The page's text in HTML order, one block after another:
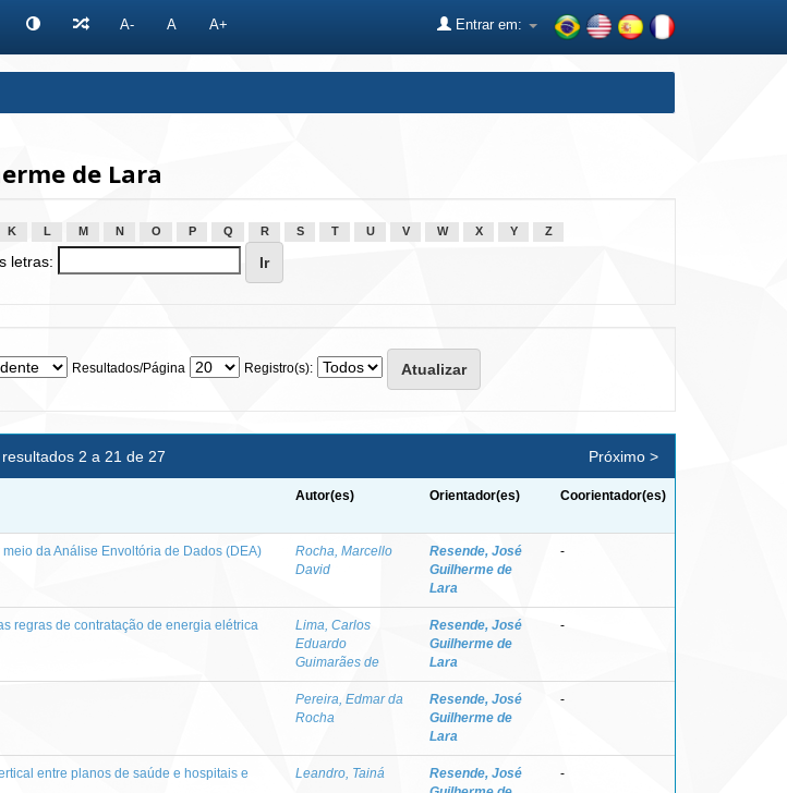
A- A A+ Entrar em:
de Lara
K L M N O P Q R S T U V W X Y Z
letras:
Resultados/Página Registro(s):
2 a 21 de 27 Próximo >
Autor(es) Orientador(es) Coorientador(es)
da Análise Envoltória de Dados (DEA)
Rocha, Marcello
David
Resende, José
Guilherme de
Lara
-
regras de contratação de energia elétrica
Lima, Carlos
Eduardo
Guimarães de
Resende, José
Guilherme de
Lara
-
Pereira, Edmar da
Rocha
Resende, José
Guilherme de
Lara
-
entre planos de saúde e hospitais e
Leandro, Tainá
Resende, José
-